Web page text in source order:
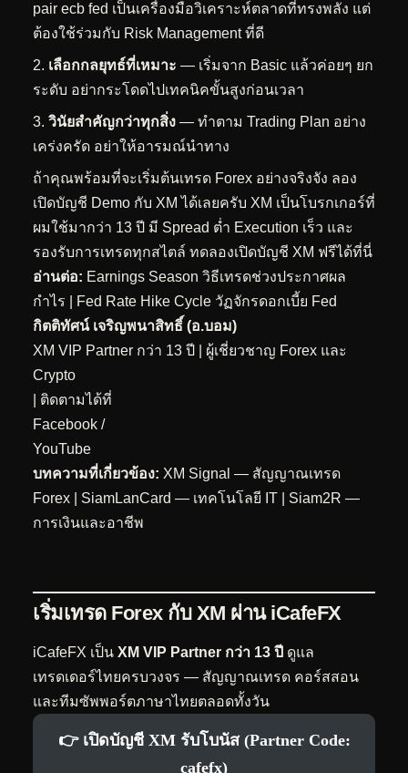
pair ecb fed เป็นเครื่องมือวิเคราะห์ตลาดที่ทรงพลัง แต่
ต้องใช้ร่วมกับ Risk Management ที่ดี
เลือกกลยุทธ์ที่เหมาะ — เริ่มจาก Basic แล้วค่อยๆ ยก
ระดับ อย่ากระโดดไปเทคนิคขั้นสูงก่อนเวลา
วินัยสำคัญกว่าทุกสิ่ง — ทำตาม Trading Plan อย่าง
เคร่งครัด อย่าให้อารมณ์นำทาง
ถ้าคุณพร้อมที่จะเริ่มต้นเทรด Forex อย่างจริงจัง ลอง
เปิดบัญชี Demo กับ XM ได้เลยครับ XM เป็นโบรกเกอร์ที่
ผมใช้มากว่า 13 ปี มี Spread ต่ำ Execution เร็ว และ
รองรับการเทรดทุกสไตล์ ทดลองเปิดบัญชี XM ฟรีได้ที่นี่
อ่านต่อ: Earnings Season วิธีเทรดช่วงประกาศผล
กำไร
Fed Rate Hike Cycle วัฏจักรดอกเบี้ย Fed
กิตติทัศน์ เจริญพนาสิทธิ์ (อ.บอม)
XM VIP Partner กว่า 13 ปี | ผู้เชี่ยวชาญ Forex และ
Crypto
| ติดตามได้ที่
Facebook /
YouTube
บทความที่เกี่ยวข้อง: XM Signal — สัญญาณเทรด
Forex
SiamLanCard — เทคโนโลยี IT
Siam2R —
การเงินและอาชีพ
เริ่มเทรด Forex กับ XM ผ่าน iCafeFX
iCafeFX เป็น XM VIP Partner กว่า 13 ปี ดูแล
เทรดเดอร์ไทยครบวงจร — สัญญาณเทรด คอร์สสอน
และทีมซัพพอร์ตภาษาไทยตลอดทั้งวัน
👉 เปิดบัญชี XM รับโบนัส (Partner Code:
cafefx)